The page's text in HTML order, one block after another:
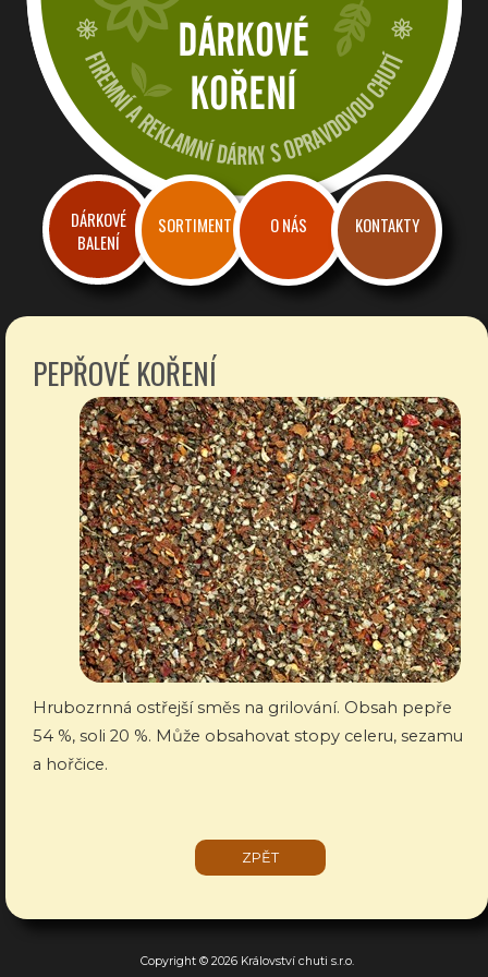
Dárkové a reklamní koření
Firemní dárky a reklama s chutí
DÁRKOVÉ
BALENÍ
SORTIMENT O NÁS KONTAKTY
PEPŘOVÉ KOŘENÍ
Hrubozrnná ostřejší směs na grilování. Obsah pepře
54 %, soli 20 %. Může obsahovat stopy celeru, sezamu
a hořčice.
ZPĚT
Copyright © 2026 Království chuti s.r.o.